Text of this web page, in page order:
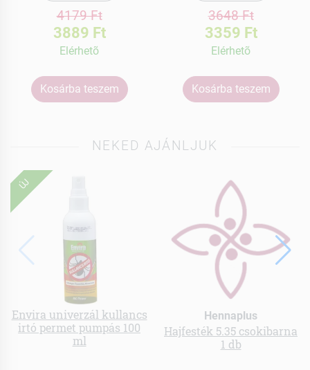
4179 Ft
3889 Ft
Elérhetõ
Kosárba teszem
3648 Ft
3359 Ft
Elérhetõ
Kosárba teszem
NEKED AJÁNLJUK
ÚJ
Envira univerzál kullancs
irtó permet pumpás 100
ml
Hennaplus
Hajfesték 5.35 csokibarna
1 db